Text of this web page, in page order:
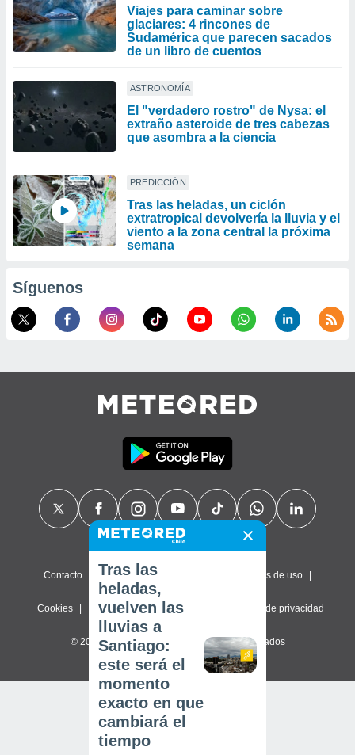
Viajes para caminar sobre
glaciares: 4 rincones de
Sudamérica que parecen sacados
de un libro de cuentos
ASTRONOMÍA
El "verdadero rostro" de Nysa: el
extraño asteroide de tres cabezas
que asombra a la ciencia
PREDICCIÓN
Tras las heladas, un ciclón
extratropical devolvería la lluvia y el
viento a la zona central la próxima
semana
Síguenos
Contacto Sobre nosotros Términos de uso
Cookies Política de privacidad Configuración de privacidad
© 2026 Meteored. Todos los derechos reservados
Tras las
heladas,
vuelven las
lluvias a
Santiago:
este será el
momento
exacto en que
cambiará el
tiempo